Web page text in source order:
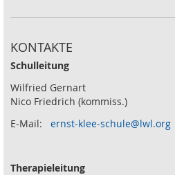
KONTAKTE
Schulleitung
Wilfried Gernart
Nico Friedrich (kommiss.)
E-Mail: ernst-klee-schule@lwl.org
Therapieleitung